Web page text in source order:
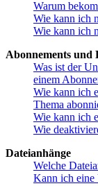
Warum
Wie kann ich
Wie kann ich
Abonnements und
Was ist der
einem
Wie kann ich
Thema
Wie kann ich
Wie
Dateianhänge
Welche
Kann ich eine